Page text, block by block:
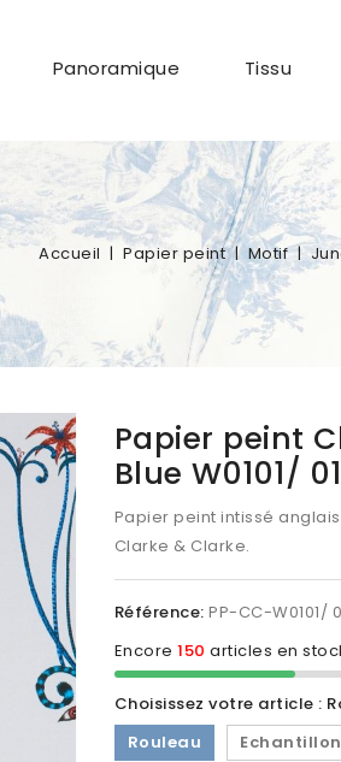
Panoramique Tissu
Accueil Papier peint Motif
Papier peint
Blue W0101/ 01
Papier peint intissé
Clarke & Clarke.
Référence: PP-CC-W0101/
Encore 150 articles en
Choisissez votre article :
Rouleau